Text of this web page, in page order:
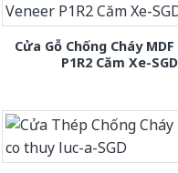
Cửa Gỗ Chống Cháy
P1R2 Căm Xe-SGD